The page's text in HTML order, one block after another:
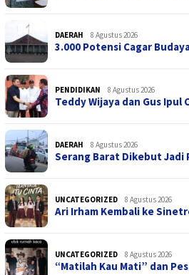
DAERAH 8 Agustus 2026
3.000 Potensi Cagar
PENDIDIKAN 8 Agustus 2026
Teddy Wijaya dan Gus Ipul
DAERAH 8 Agustus 2026
Serang Barat Dikebut
UNCATEGORIZED 8 Agustus 2026
Ari Irham Kembali ke
UNCATEGORIZED 8 Agustus 2026
“Matilah Kau Mati” dan